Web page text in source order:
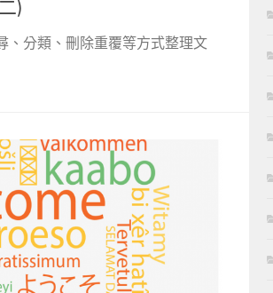
)
、分類、刪除重覆等方式整理文